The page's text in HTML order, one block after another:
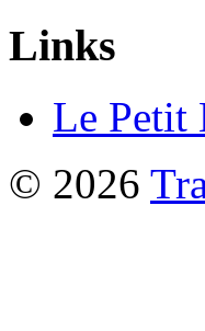
Links
Le Petit
© 2026